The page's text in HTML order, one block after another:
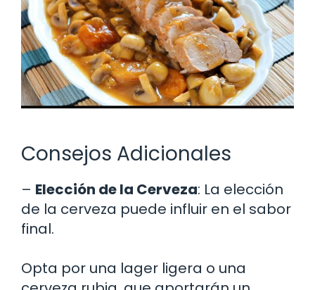
Consejos Adicionales
– Elección de la Cerveza: La elección
de la cerveza puede influir en el sabor
final.
Opta por una lager ligera o una